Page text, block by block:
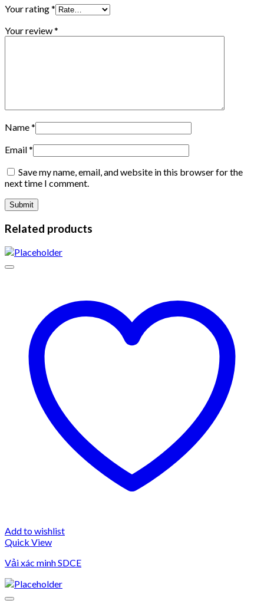
Your rating*
Your review*
Name*
Email*
Save my name, email, and website in this browser for the
next time I comment.
Related products
Add to wishlist
Quick View
Vải xác minh SDCE